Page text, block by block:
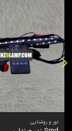
نور و روشنایی